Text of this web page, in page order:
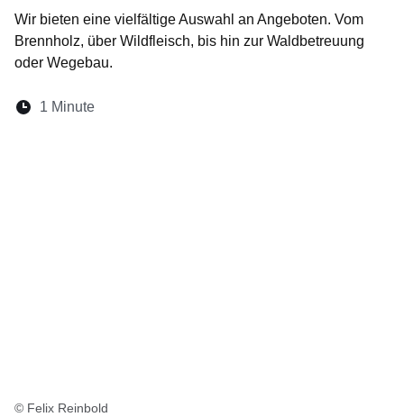
Wir bieten eine vielfältige Auswahl an Angeboten. Vom
Brennholz, über Wildfleisch, bis hin zur Waldbetreuung
oder Wegebau.
Lesedauer:
1 Minute
© Felix Reinbold